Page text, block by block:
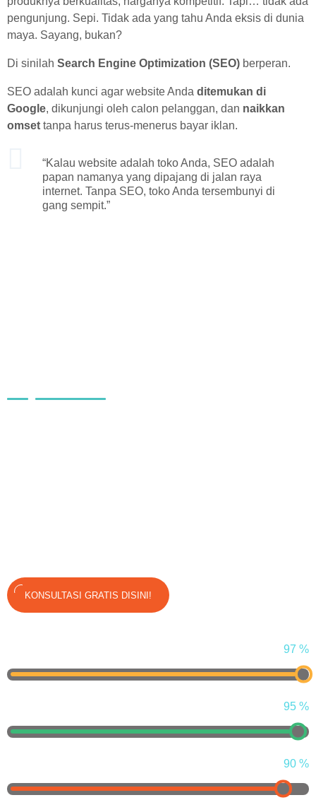
pengunjung. Sepi. Tidak ada yang tahu Anda eksis di dunia
maya. Sayang, bukan?
Di sinilah Search Engine Optimization (SEO) berperan.
SEO adalah kunci agar website Anda ditemukan di
Google, dikunjungi oleh calon pelanggan, dan naikkan
omset tanpa harus terus-menerus bayar iklan.
“Kalau website adalah toko Anda, SEO adalah
papan namanya yang dipajang di jalan raya
internet. Tanpa SEO, toko Anda tersembunyi di
gang sempit.”
KONSULTASI GRATIS DISINI!
97 %
95 %
90 %